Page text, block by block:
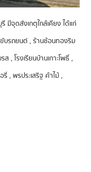
มีจุดสังเกตุใกล้เคียง ได้แก่
บรถยนต์ , ร้านช้อนทองริม
, โรงเรียนบ้านเกาะโพธิ์ ,
, พรประเสริฐ ค้าไม้ ,